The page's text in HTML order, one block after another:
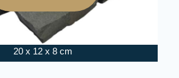
20 x 12 x 8 cm